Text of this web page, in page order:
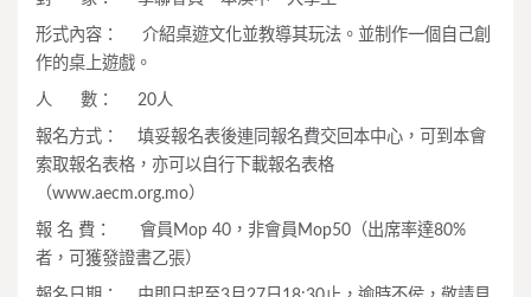
形式內容： 介紹桌遊文化並教導其玩法。並制作一個自己創
作的桌上遊戲。
人 數： 20人
報名方式： 填妥報名表後連同報名費交回本中心，可到本會
索取報名表格，亦可以自行下載報名表格
（www.aecm.org.mo）
報 名 費： 會員Mop 40，非會員Mop50（出席率達80%
者，可獲發證書乙張）